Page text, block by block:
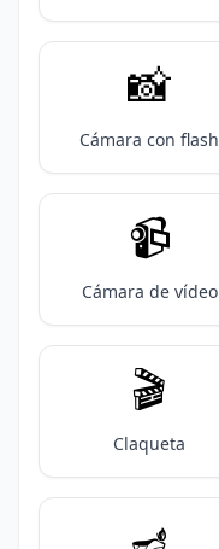
📸
Cámara con flash
📹️
Cámara de vídeo
🎬️
Claqueta